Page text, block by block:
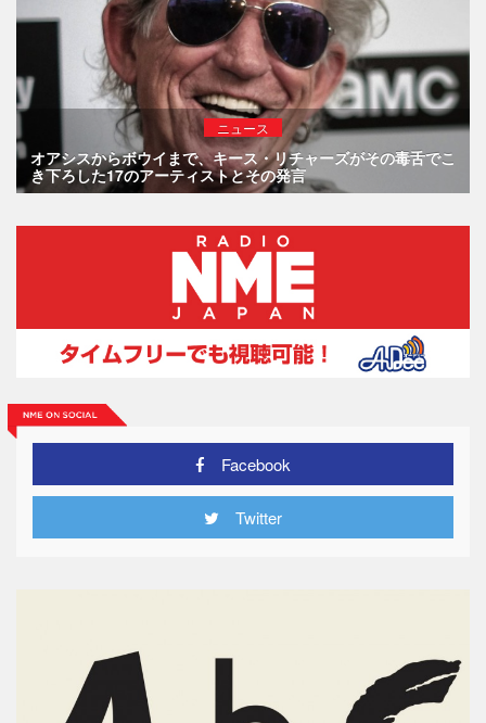
ニュース
オアシスからボウイまで、キース・リチャーズがその毒舌でこ
き下ろした17のアーティストとその発言
Facebook
Twitter